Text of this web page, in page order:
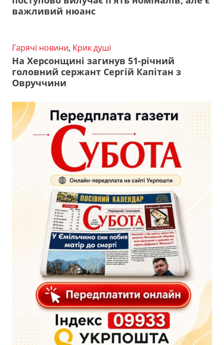
важливий нюанс
Гарячі новини, Крик душі
На Херсонщині загинув 51-річний
головний сержант Сергій Капітан з
Овруччини